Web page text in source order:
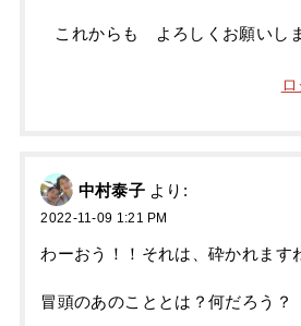
これからも よろしくお願いし
中村泰子 より:
2022-11-09 1:21 PM
わーおう！！それは、砕かれます
冒頭のあのこととは？何だろう？